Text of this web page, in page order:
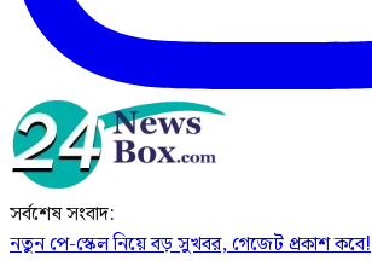
সর্বশেষ সংবাদ:
নতুন পে-স্কেল নিয়ে বড় সুখবর, গেজেট প্রকাশ কবে!